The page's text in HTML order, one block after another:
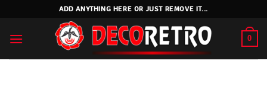
content
ADD ANYTHING HERE OR JUST REMOVE IT...
0